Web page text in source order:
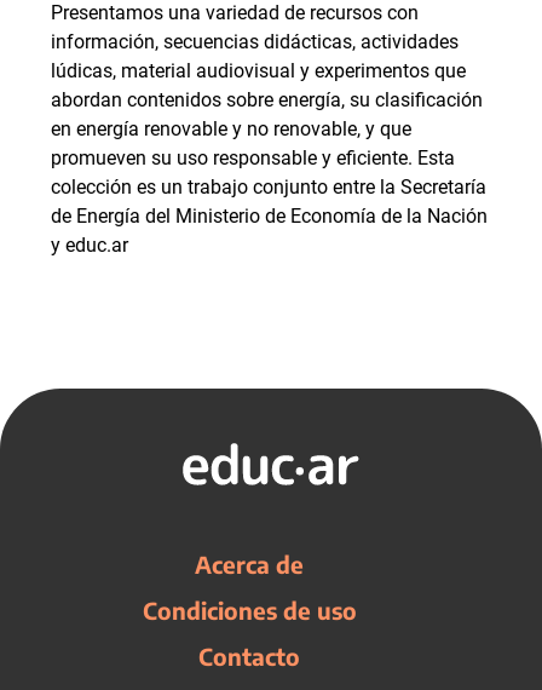
Presentamos una variedad de recursos con
información, secuencias didácticas, actividades
lúdicas, material audiovisual y experimentos que
abordan contenidos sobre energía, su clasificación
en energía renovable y no renovable, y que
promueven su uso responsable y eficiente. Esta
colección es un trabajo conjunto entre la Secretaría
de Energía del Ministerio de Economía de la Nación
y educ.ar
Acerca de
Condiciones de uso
Contacto